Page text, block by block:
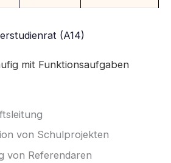
(A14)
mit Funktionsaufgaben
von Schulprojekten
von Referendaren